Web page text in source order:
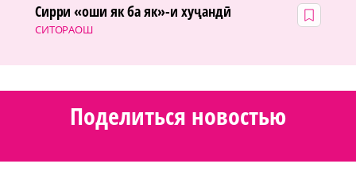
СИТОРАОШ
Сирри «оши як ба як»-и хуҷандӣ
Поделиться новостью